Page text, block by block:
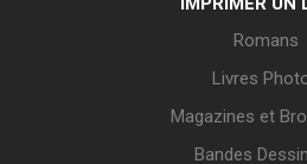
Romans
Livres
Magazines et
Bandes